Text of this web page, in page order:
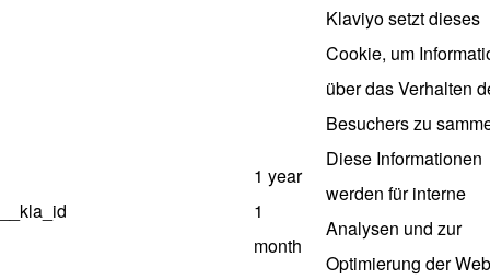
__kla_id
1 year
1
month
Klaviyo setzt dieses
Cookie, um
über das Verhalten
Besuchers zu
Diese Informationen
werden für interne
Analysen und zur
Optimierung der